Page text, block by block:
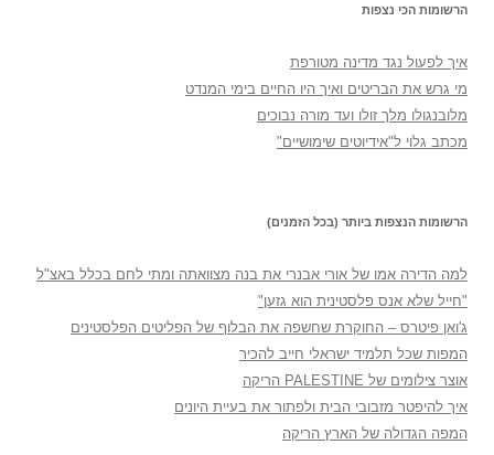
הרשומות הכי נצפות
איך לפעול נגד מדינה מטורפת
מי גרש את הבריטים ואיך היו החיים בימי המנדט
מלובנגולו מלך זולו ועד מורה נבוכים
מכתב גלוי ל"אידיוטים שימושיים"
הרשומות הנצפות ביותר (בכל הזמנים)
למה הדירה אמו של אורי אבנרי את בנה מצוואתה ומתי לחם בכלל באצ"ל
"חייל שלא אנס פלסטינית הוא גזען"
ג'ואן פיטרס – החוקרת שחשפה את הבלוף של הפליטים הפלסטינים
המפות שכל תלמיד ישראלי חייב להכיר
אוצר צילומים של PALESTINE הריקה
איך להיפטר מזבובי הבית ולפתור את בעיית היונים
המפה הגדולה של הארץ הריקה